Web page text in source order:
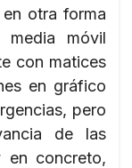
otra forma
móvil
con matices
en gráfico
pero
de las
en concreto,